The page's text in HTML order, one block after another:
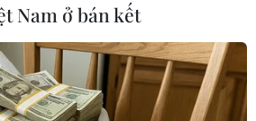
Nam ở bán kết